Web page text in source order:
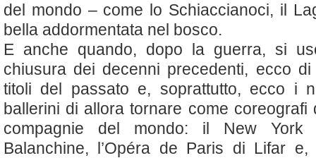
del mondo – come lo Schiaccianoci, il
bella addormentata nel bosco.
E anche quando, dopo la guerra, si
chiusura dei decenni precedenti, ecco
titoli del passato e, soprattutto, ecco i
ballerini di allora tornare come coreografi
compagnie del mondo: il New
Balanchine, l’Opéra de Paris di Lifar